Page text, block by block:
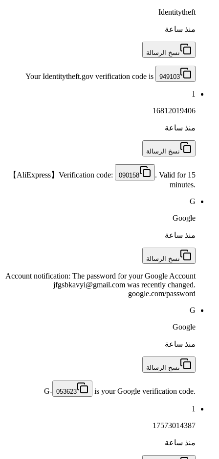
Identitytheft
منذ ساعة
نسخ الرسالة
Your Identitytheft.gov verification code is 949103
1
16812019406
منذ ساعة
نسخ الرسالة
【AliExpress】Verification code: 090158
. Valid for 15
minutes.
G
Google
منذ ساعة
نسخ الرسالة
Account notification: The password for your Google Account
jfgsbkavyi@gmail.com was recently changed.
google.com/password
G
Google
منذ ساعة
نسخ الرسالة
G- 053623 is your Google verification code.
1
17573014387
منذ ساعة